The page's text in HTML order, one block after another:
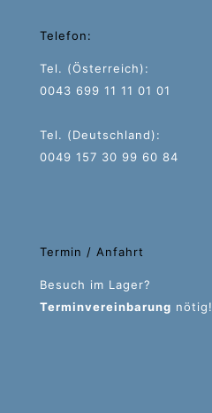
Telefon:
Tel. (Österreich):
0043 699 11 11 01 01
Tel. (Deutschland):
0049 157 30 99 60 84
Termin / Anfahrt
Besuch im Lager?
Terminvereinbarung nötig!